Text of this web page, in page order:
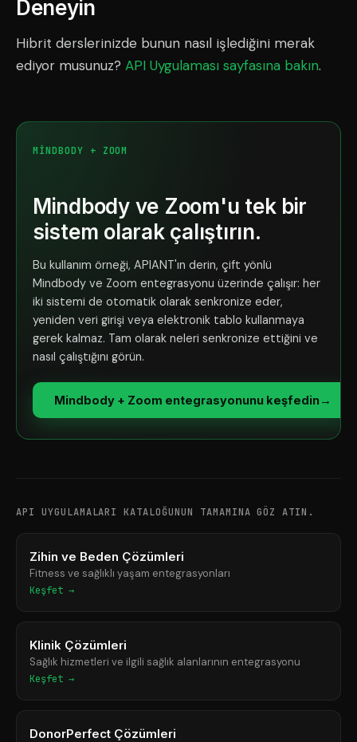
Deneyin
Hibrit derslerinizde bunun nasıl işlediğini merak
ediyor musunuz? API Uygulaması sayfasına bakın.
MINDBODY + ZOOM
Mindbody ve Zoom'u tek bir
sistem olarak çalıştırın.
Bu kullanım örneği, APIANT'ın derin, çift yönlü
Mindbody ve Zoom entegrasyonu üzerinde çalışır: her
iki sistemi de otomatik olarak senkronize eder,
yeniden veri girişi veya elektronik tablo kullanmaya
gerek kalmaz. Tam olarak neleri senkronize ettiğini ve
nasıl çalıştığını görün.
Mindbody + Zoom entegrasyonunu keşfedin→
API UYGULAMALARI KATALOĞUNUN TAMAMINA GÖZ ATIN.
Zihin ve Beden Çözümleri
Fitness ve sağlıklı yaşam entegrasyonları
Keşfet →
Klinik Çözümleri
Sağlık hizmetleri ve ilgili sağlık alanlarının entegrasyonu
Keşfet →
DonorPerfect Çözümleri